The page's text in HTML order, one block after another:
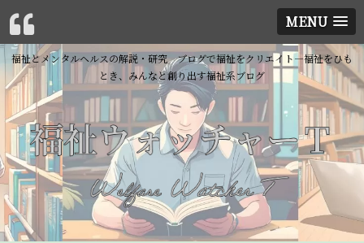
MENU
福祉とメンタルヘルスの解説・研究 ブログで福祉をクリエイト―福祉をひも
とき、みんなと創り出す福祉系ブログ